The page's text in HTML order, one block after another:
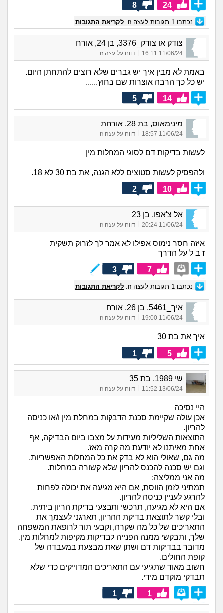
24
8
נכתבו 1 תגובות לעצה זו. לקריאת התגובות
צודק או צודק_3376, בן 24, אורח
11/06/24 16:11
| דווח על עצה זו
באמת לא מבין איך יש גברים שלא רוצים להתחתן היום.
יש כל כך הרבה אוצרות שם בחוץ......
14
5
מינימאוס, בת 28, אורחת
11/06/24 18:57
| דווח על עצה זו
לעשות בדיקות דם לסוגי המחלות מין
ולהפסיק לעשות סטוצים ללא הגנה, את בת 30 לא 18.
10
2
אל צ'אפו, בן 23
11/06/24 20:24 דווח על עצה זו
איזה חסר נימוס אפילו לא אמר לך לזרוק תשקית
ז ב ל על הדרך
7
3
נכתבו 1 תגובות לעצה זו. לקריאת התגובות
איך_5461, בן 26, אורח
11/06/24 19:00 דווח על עצה זו
איך את בת 30
5
1
שי 1989, בת 35
13/06/24 11:52
| דווח על עצה זו
היי נסיכה
אכן עולה שקיימת סכנת הדבקות במחלת מין ו/או כניסה
להריון.
התוצאות השליליות מעידות על מצבו ביום הבדיקה, אף
אחת מאיתנו לא יודעת מה קרה מאז.
מה גם, שאולי הוא לא בדק את כל המחלות האפשריות,
וגם יש סכנה להכנס להריון שלא קשורה במחלות.
מה אני ממליצה:
תמתיני לזמן הווסת, אם היא מגיעה את יכולה לפחות
להרגע לעניין כניסה להריון.
אם היא לא מגיעה, תרכשי ותבצעי בדיקת הריון ביתית.
ובלי קשר לתוצאת בדיקת ההריון, תארגני לעצמך את
התאריכים של כל מה שקרה, וקבעי תור לרופאת המשפחה
שלך, ותבקשי ממנה הפנייה לבדיקות מקיפות למחלות מין.
מדובר בבדיקות דם ושתן שאת מבצעת במעבדה של
קופת החולים.
חשוב מאוד שתגיעי עם התאריכים המדוייקים כדי שלא
תבדקי מוקדם מידי.
1
1